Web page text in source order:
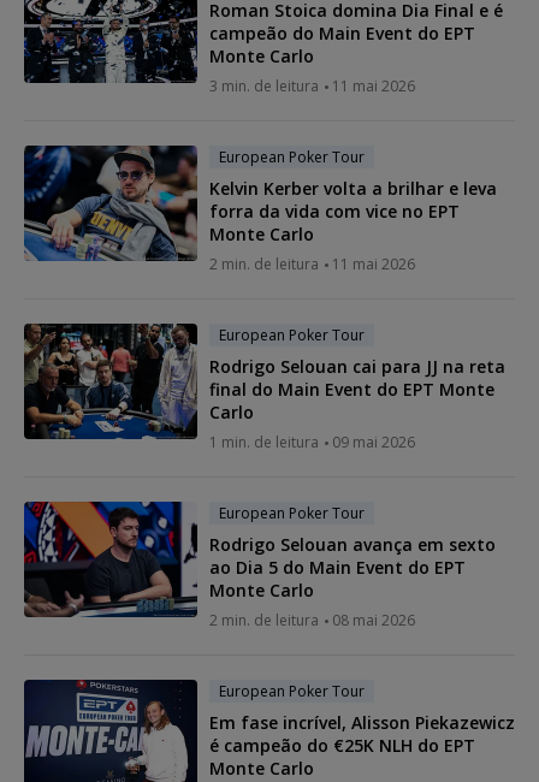
Roman Stoica domina Dia Final e é
campeão do Main Event do EPT
Monte Carlo
3 min. de leitura 11 mai 2026
European Poker Tour
Kelvin Kerber volta a brilhar e leva
forra da vida com vice no EPT
Monte Carlo
2 min. de leitura 11 mai 2026
European Poker Tour
Rodrigo Selouan cai para JJ na reta
final do Main Event do EPT Monte
Carlo
1 min. de leitura 09 mai 2026
European Poker Tour
Rodrigo Selouan avança em sexto
ao Dia 5 do Main Event do EPT
Monte Carlo
2 min. de leitura 08 mai 2026
European Poker Tour
Em fase incrível, Alisson Piekazewicz
é campeão do €25K NLH do EPT
Monte Carlo